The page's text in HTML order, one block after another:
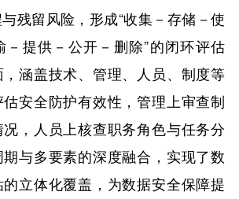
残留风险，形成“收集－存储－使
－提供－公开－删除”的闭环评估
涵盖技术、管理、人员、制度等
安全防护有效性，管理上审查制
，人员上核查职务角色与任务分
与多要素的深度融合，实现了数
立体化覆盖，为数据安全保障提